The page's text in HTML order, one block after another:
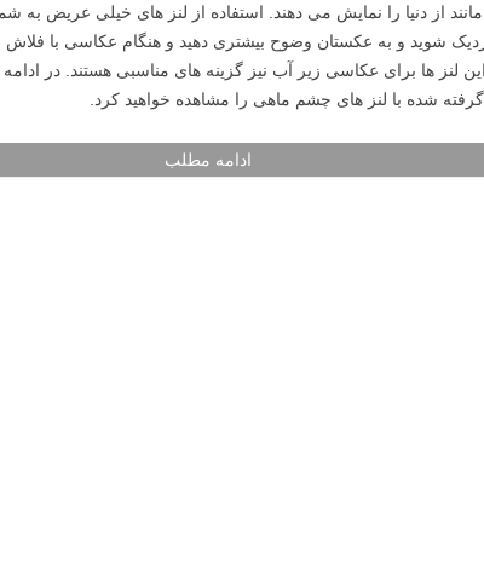
از دنیا را نمایش می دهند. استفاده از لنز های خیلی عریض به
شوید و به عکستان وضوح بیشتری دهید و هنگام عکاسی با فلاش
لنز ها برای عکاسی زیر آب نیز گزینه های مناسبی هستند. در
شده با لنز های چشم ماهی را مشاهده خواهید کرد.
ادامه مطلب